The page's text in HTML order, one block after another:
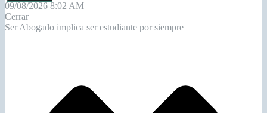
09/08/2026 8:02 AM
Cerrar
Ser Abogado implica ser estudiante por siempre